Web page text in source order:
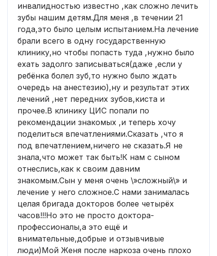
инвалидностью известно ,как сложно лечить
зубы нашим детям.Для меня ,в течении 21
года,это было целым испытанием.На лечение
брали всего в одну государственную
клинику,но чтобы попасть туда ,нужно было
ехать задолго записываться(даже ,если у
ребёнка болел зуб,то нужно было ждать
очередь на анестезию),ну и результат этих
лечений ,нет передних зубов,киста и
прочее.В клинику ЦИС попали по
рекомендации знакомых ,и теперь хочу
поделиться впечатлениями.Сказать ,что я
под впечатлением,ничего не сказать.Я не
знала,что может так быть!К нам с сыном
отнеслись,как к своим давним
знакомым.Сын у меня очень \»сложный\» и
лечение у него сложное.С нами занималась
целая бригада докторов более четырёх
часов!!!Но это не просто доктора-
профессионалы,а это ещё и
внимательные,добрые и отзывчивые
люди)Мой Женя после наркоза очень плохо